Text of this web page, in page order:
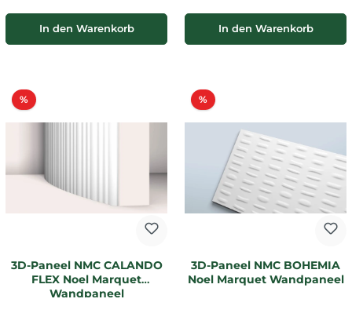
In den Warenkorb In den Warenkorb
%Rabatt
3D-Paneel NMC CALANDO
FLEX Noel Marquet
Wandpaneel
%Rabatt
3D-Paneel NMC BOHEMIA
Noel Marquet Wandpaneel